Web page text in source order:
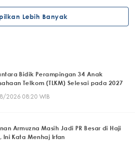
Lebih Banyak
Bidik Perampingan 34 Anak
Telkom (TLKM) Selesai pada 2027
2026 08:20 WIB
Armuzna Masih Jadi PR Besar di Haji
Ini Kata Menhaj Irfan